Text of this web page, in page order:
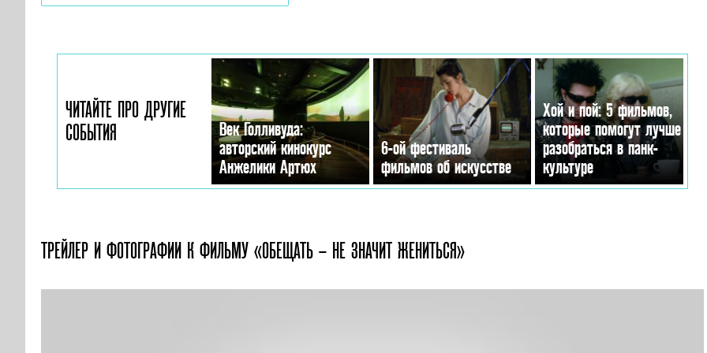
ЧИТАЙТЕ ПРО ДРУГИЕ
СОБЫТИЯ
Век Голливуда:
авторский кинокурс
Анжелики Артюх
6-ой фестиваль
фильмов об искусстве
Хой и пой: 5 фильмов,
которые помогут лучше
разобраться в панк-
культуре
ТРЕЙЛЕР И ФОТОГРАФИИ К ФИЛЬМУ «ОБЕЩАТЬ – НЕ ЗНАЧИТ ЖЕНИТЬСЯ»